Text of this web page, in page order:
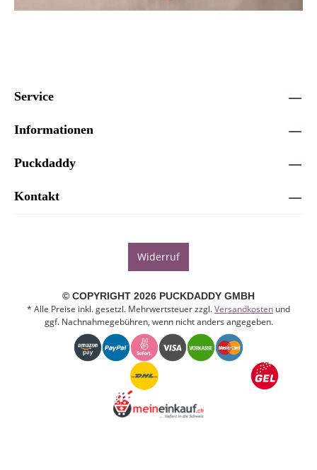
Service
Informationen
Puckdaddy
Kontakt
Widerruf
© COPYRIGHT 2026 PUCKDADDY GMBH
* Alle Preise inkl. gesetzl. Mehrwertsteuer zzgl.Versandkosten und
ggf. Nachnahmegebühren, wenn nicht anders angegeben.